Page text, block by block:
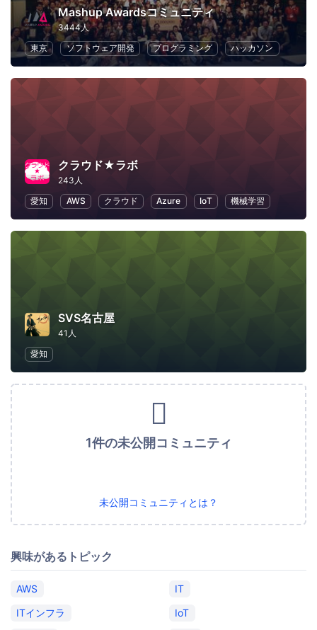
Mashup Awardsコミュニティ
3444人
東京
ソフトウェア開発 プログラミング ハッカソン
クラウド★ラボ
243人
愛知
AWS クラウド Azure IoT 機械学習
SVS名古屋
41人
愛知
1件の未公開コミュニティ
未公開コミュニティとは？
興味があるトピック
AWS
IT
ITインフラ
IoT